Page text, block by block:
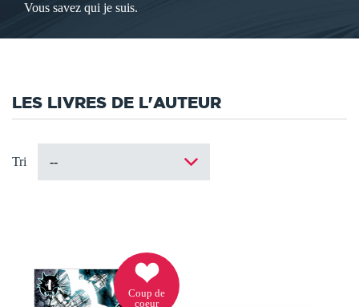
Vous savez qui je suis.
LES LIVRES DE L'AUTEUR
Tri
Coup de
coeur